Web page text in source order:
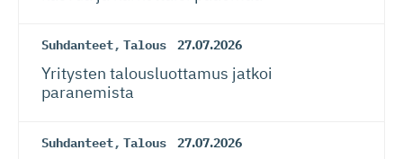
Suhdanteet, Talous 27.07.2026
Yritysten talousluottamus jatkoi
paranemista
Suhdanteet, Talous 27.07.2026